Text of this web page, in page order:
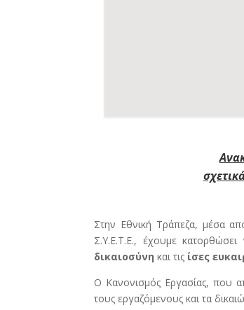
Στην Εθνική Τράπεζα, μέσα
Σ.Υ.Ε.Τ.Ε., έχουμε
δικαιοσύνη και τις ίσες
Ο Κανονισμός Εργασίας, που
τους εργαζόμενους και τα